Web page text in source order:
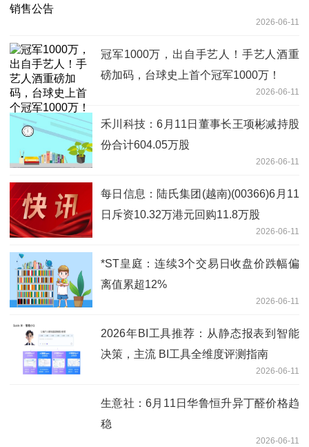
2026-06-11
冠军1000万，出自手艺人！手艺人酒重
磅加码，台球史上首个冠军1000万！
2026-06-11
禾川科技：6月11日董事长王项彬减持股
份合计604.05万股
2026-06-11
每日信息：陆氏集团(越南)(00366)6月11
日斥资10.32万港元回购11.8万股
2026-06-11
*ST皇庭：连续3个交易日收盘价跌幅偏
离值累超12%
2026-06-11
2026年BI工具推荐：从静态报表到智能
决策，主流 BI工具全维度评测指南
2026-06-11
生意社：6月11日华鲁恒升异丁醛价格趋
稳
2026-06-11